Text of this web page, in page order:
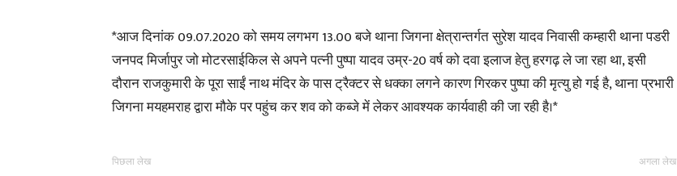
News,
*आज दिनांक 09.07.2020 को समय लगभग 13.00 बजे थाना जिगना क्षेत्रान्तर्गत सुरेश यादव निवासी कम्हारी थाना पडरी
जनपद मिर्जापुर जो मोटरसाईकिल से अपने पत्नी पुष्पा यादव उम्र-20 वर्ष को दवा इलाज हेतु हरगढ़ ले जा रहा था, इसी
दौरान राजकुमारी के पूरा साईं नाथ मंदिर के पास ट्रैक्टर से धक्का लगने कारण गिरकर पुष्पा की मृत्यु हो गई है, थाना प्रभारी
जिगना मयहमराह द्वारा मौके पर पहुंच कर शव को कब्जे में लेकर आवश्यक कार्यवाही की जा रही है।*
पिछला लेख अगला लेख